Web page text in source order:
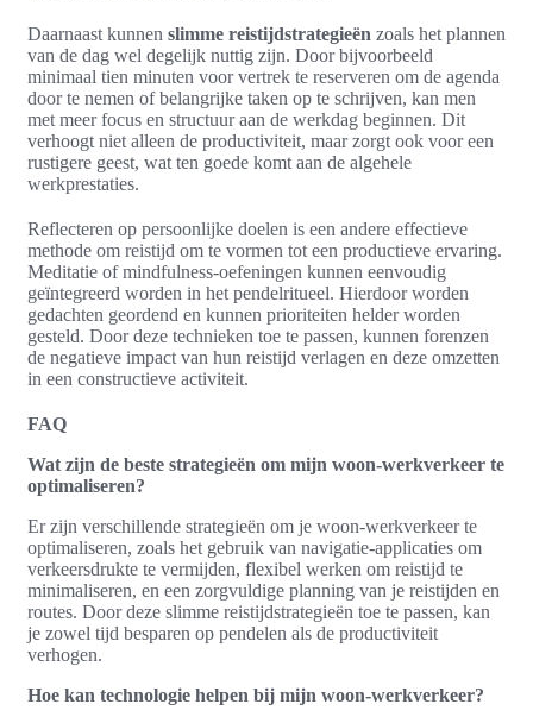
Daarnaast kunnen slimme reistijdstrategieën zoals het plannen
van de dag wel degelijk nuttig zijn. Door bijvoorbeeld
minimaal tien minuten voor vertrek te reserveren om de agenda
door te nemen of belangrijke taken op te schrijven, kan men
met meer focus en structuur aan de werkdag beginnen. Dit
verhoogt niet alleen de productiviteit, maar zorgt ook voor een
rustigere geest, wat ten goede komt aan de algehele
werkprestaties.
Reflecteren op persoonlijke doelen is een andere effectieve
methode om reistijd om te vormen tot een productieve ervaring.
Meditatie of mindfulness-oefeningen kunnen eenvoudig
geïntegreerd worden in het pendelritueel. Hierdoor worden
gedachten geordend en kunnen prioriteiten helder worden
gesteld. Door deze technieken toe te passen, kunnen forenzen
de negatieve impact van hun reistijd verlagen en deze omzetten
in een constructieve activiteit.
FAQ
Wat zijn de beste strategieën om mijn woon-werkverkeer te
optimaliseren?
Er zijn verschillende strategieën om je woon-werkverkeer te
optimaliseren, zoals het gebruik van navigatie-applicaties om
verkeersdrukte te vermijden, flexibel werken om reistijd te
minimaliseren, en een zorgvuldige planning van je reistijden en
routes. Door deze slimme reistijdstrategieën toe te passen, kan
je zowel tijd besparen op pendelen als de productiviteit
verhogen.
Hoe kan technologie helpen bij mijn woon-werkverkeer?